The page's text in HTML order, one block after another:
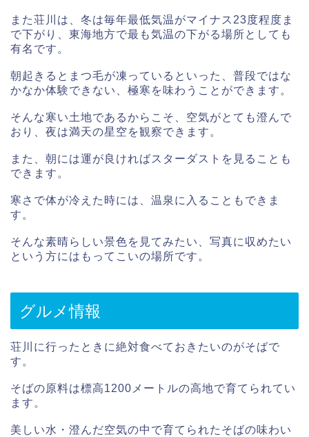
また荘川は、冬は毎年最低気温がマイナス23度程度ま
で下がり、東海地方で最も気温の下がる場所としても
有名です。
朝起きるとまつ毛が凍っているといった、普段ではな
かなか体験できない、極寒を味わうことができます。
そんな寒い土地であるからこそ、空気がとても澄んで
おり、夜は満天の星空を観察できます。
また、朝には運が良ければスターダストを見ることも
できます。
寒さで体が冷えた時には、温泉に入ることもできま
す。
そんな素晴らしい景色を見てみたい、写真に収めたい
という方にはもってこいの場所です。
グルメ情報
荘川に行ったときに絶対食べておきたいのがそばで
す。
そばの原料は標高1200メートルの高地で育てられてい
ます。
美しい水・澄んだ空気の中で育てられたそばの味わい